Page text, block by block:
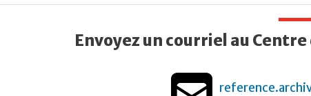
Envoyez un courriel au